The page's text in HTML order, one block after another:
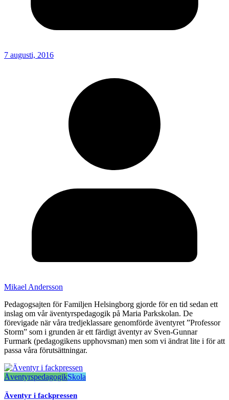
7 augusti, 2016
Mikael Andersson
Pedagogsajten för Familjen Helsingborg gjorde för en tid sedan ett
inslag om vår äventyrspedagogik på Maria Parkskolan. De
förevigade när våra tredjeklassare genomförde äventyret ”Professor
Storm” som i grunden är ett färdigt äventyr av Sven-Gunnar
Furmark (pedagogikens upphovsman) men som vi ändrat lite i för att
passa våra förutsättningar.
ÄventyrspedagogikSkola
Äventyr i fackpressen